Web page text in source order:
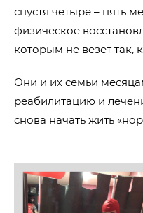
спустя четыре – пять
физическое
которым не везет так,
Они и их семьи
реабилитацию и
снова начать жить